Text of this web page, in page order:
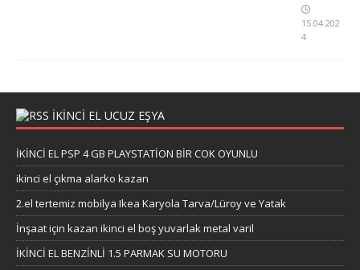
15.04.202
4
İKİNCİ EL UCUZ EŞYA
İKİNCİ EL PSP 4 GB PLAYSTATİON BİR COK OYUNLU
ikinci el çıkma alarko kazan
2.el tertemiz mobilya Ikea Karyola Tarva/Lüroy ve Yatak
İnşaat için kazan ikinci el boş yuvarlak metal varil
İKİNCİ EL BENZİNLİ 1.5 PARMAK SU MOTORU